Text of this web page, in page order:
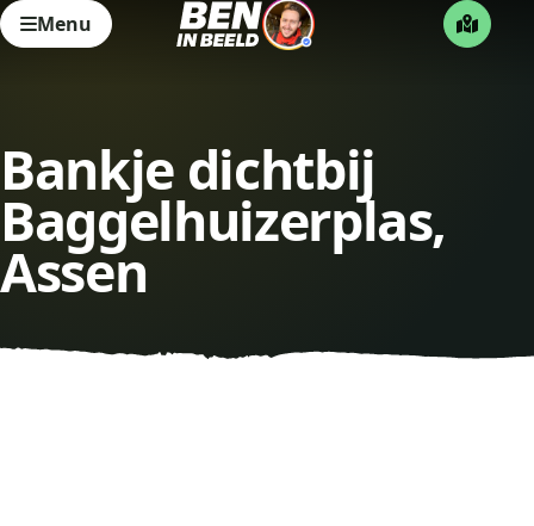
Menu
Bankje dichtbij
Baggelhuizerplas,
Assen